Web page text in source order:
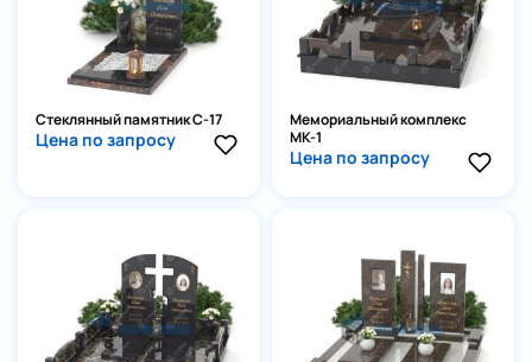
Стеклянный памятник С-17
Цена по запросу
Мемориальный комплекс
МК-1
Цена по запросу